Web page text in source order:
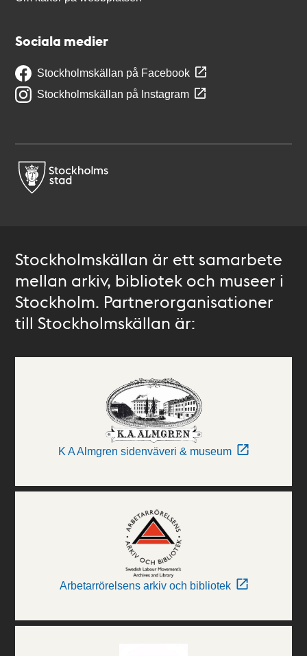
Sociala medier
Stockholmskällan på Facebook
Stockholmskällan på Instagram
Stockholmskällan är ett samarbete
mellan arkiv, bibliotek och museer i
Stockholm. Partnerorganisationer
till Stockholmskällan är:
K A Almgren sidenväveri & museum
Arbetarrörelsens arkiv och bibliotek